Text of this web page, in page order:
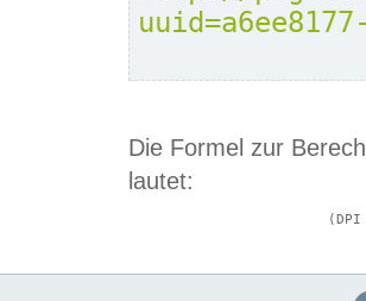
Die Formel zur
lautet: